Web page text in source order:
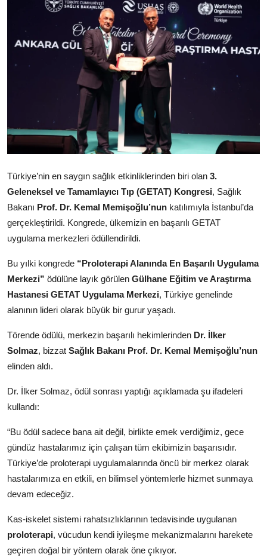
Resmi Reklamlar
Türkiye’nin en saygın sağlık etkinliklerinden biri olan 3.
Geleneksel ve Tamamlayıcı Tıp (GETAT) Kongresi, Sağlık
Bakanı Prof. Dr. Kemal Memişoğlu’nun katılımıyla İstanbul’da
gerçekleştirildi. Kongrede, ülkemizin en başarılı GETAT
uygulama merkezleri ödüllendirildi.
Bu yılki kongrede “Proloterapi Alanında En Başarılı Uygulama
Merkezi” ödülüne layık görülen Gülhane Eğitim ve Araştırma
Hastanesi GETAT Uygulama Merkezi, Türkiye genelinde
alanının lideri olarak büyük bir gurur yaşadı.
Törende ödülü, merkezin başarılı hekimlerinden Dr. İlker
Solmaz, bizzat Sağlık Bakanı Prof. Dr. Kemal Memişoğlu’nun
elinden aldı.
Dr. İlker Solmaz, ödül sonrası yaptığı açıklamada şu ifadeleri
kullandı:
“Bu ödül sadece bana ait değil, birlikte emek verdiğimiz, gece
gündüz hastalarımız için çalışan tüm ekibimizin başarısıdır.
Türkiye’de proloterapi uygulamalarında öncü bir merkez olarak
hastalarımıza en etkili, en bilimsel yöntemlerle hizmet sunmaya
devam edeceğiz.
Kas-iskelet sistemi rahatsızlıklarının tedavisinde uygulanan
proloterapi, vücudun kendi iyileşme mekanizmalarını harekete
geçiren doğal bir yöntem olarak öne çıkıyor.